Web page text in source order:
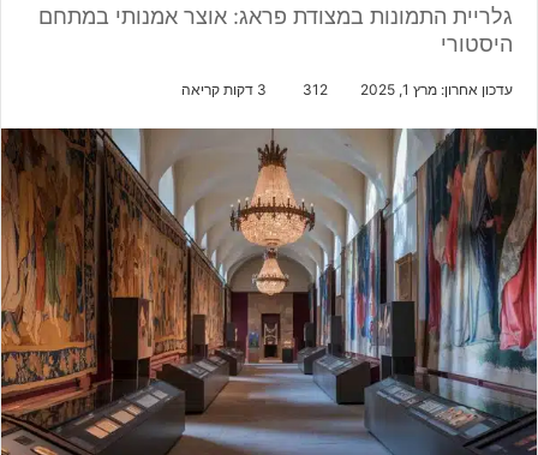
גלריית התמונות במצודת פראג: אוצר אמנותי במתחם
היסטורי
עדכון אחרון: מרץ 1, 2025 312